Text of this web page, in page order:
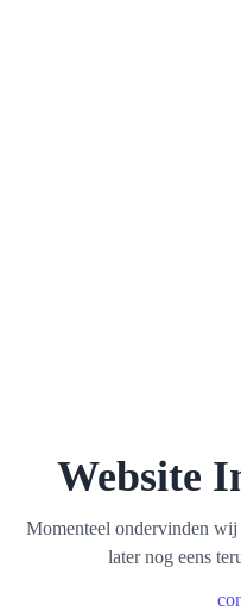
Website
Momenteel ondervinden
later nog eens